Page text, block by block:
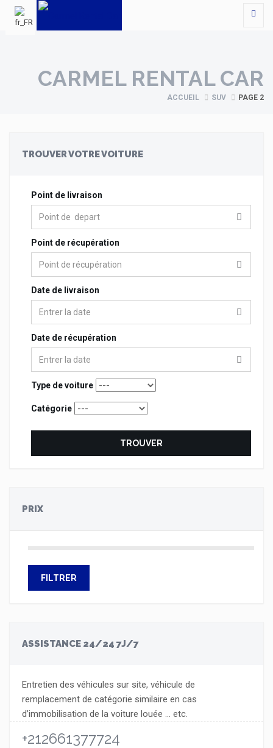
CARMEL RENTAL CAR
ACCUEIL SUV PAGE 2
TROUVER VOTRE VOITURE
Point de livraison
Point de récupération
Date de livraison
Date de récupération
Type de voiture
Catégorie
TROUVER
PRIX
FILTRER
ASSISTANCE 24/24 7J/7
Entretien des véhicules sur site, véhicule de
remplacement de catégorie similaire en cas
d’immobilisation de la voiture louée … etc.
+212661377724